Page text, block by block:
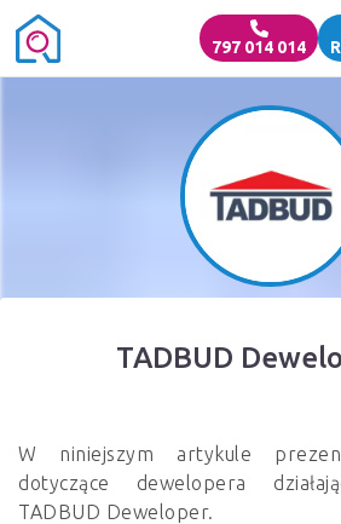
797 014 014
TADBUD
W niniejszym artykule
dotyczące dewelopera
TADBUD Deweloper.